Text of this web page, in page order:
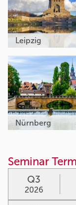
Leipzig
Nürnberg
Seminar
Q3
2026